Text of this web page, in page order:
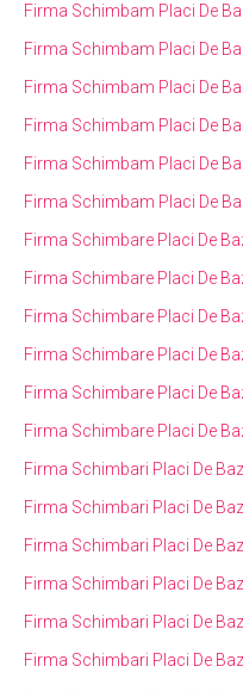
Firma Schimbam Placi De
Firma Schimbam Placi De
Firma Schimbam Placi De
Firma Schimbam Placi De
Firma Schimbam Placi De
Firma Schimbam Placi De
Firma Schimbare Placi De
Firma Schimbare Placi De
Firma Schimbare Placi De
Firma Schimbare Placi De
Firma Schimbare Placi De
Firma Schimbare Placi De
Firma Schimbari Placi De
Firma Schimbari Placi De
Firma Schimbari Placi De
Firma Schimbari Placi De
Firma Schimbari Placi De
Firma Schimbari Placi De